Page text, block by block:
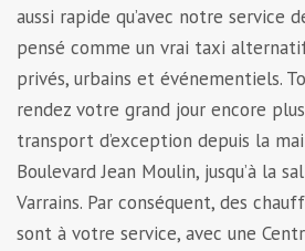
aussi rapide qu’avec notre service
pensé comme un vrai taxi
privés, urbains et événementiels.
rendez votre grand jour encore
transport d’exception depuis la
Boulevard Jean Moulin, jusqu’à la
Varrains. Par conséquent, des
sont à votre service, avec une